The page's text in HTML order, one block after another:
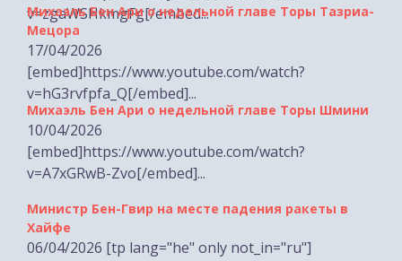
17/04/2026
[embed]https://www.youtube.com/watch?
v=hG3rvfpfa_Q[/embed]...
Михаэль Бен Ари о недельной главе Торы Шмини
10/04/2026
[embed]https://www.youtube.com/watch?
v=A7xGRwB-Zvo[/embed]...
Министр Бен-Гвир на месте падения ракеты в
06/04/2026 [tp lang="he" only not_in="ru"]
[embed]https://www.youtube.com/watch?